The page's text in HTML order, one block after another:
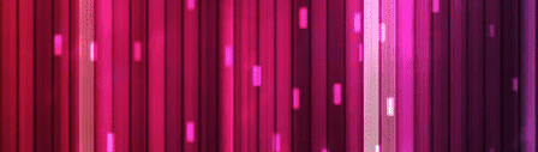
Exporter les lignes sélectionnées
Exporter toutes les colonnes
Exporter uniquement les colonnes affichées
Menu